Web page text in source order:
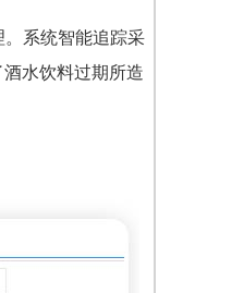
系统智能追踪采
水饮料过期所造